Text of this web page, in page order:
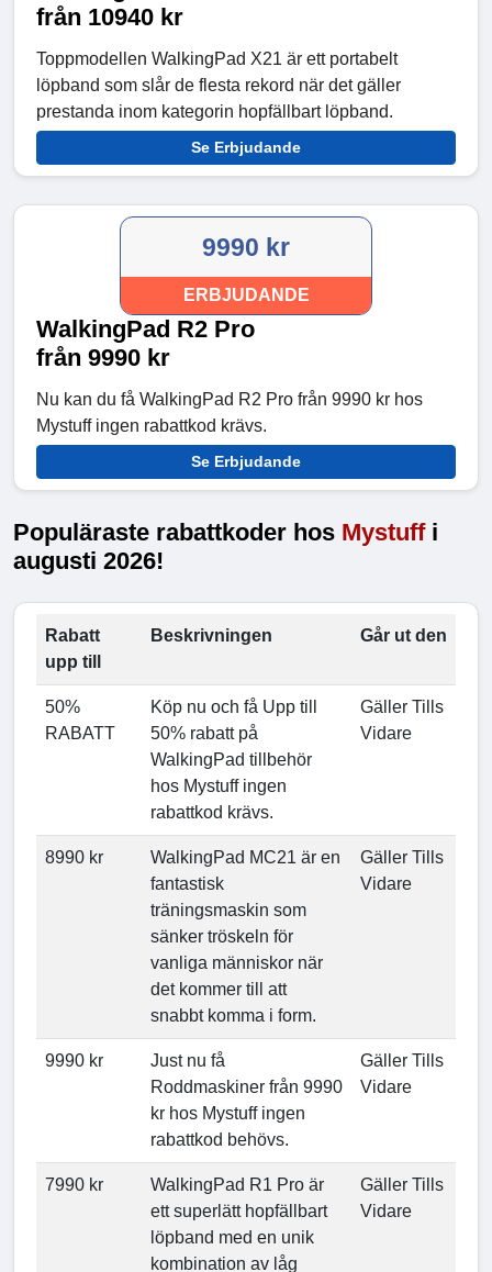
från 10940 kr
Toppmodellen WalkingPad X21 är ett portabelt
löpband som slår de flesta rekord när det gäller
prestanda inom kategorin hopfällbart löpband.
Se Erbjudande
9990 kr
ERBJUDANDE
WalkingPad R2 Pro
från 9990 kr
Nu kan du få WalkingPad R2 Pro från 9990 kr hos
Mystuff ingen rabattkod krävs.
Se Erbjudande
Populäraste rabattkoder hos Mystuffi
augusti 2026!
Rabatt
upp till
Beskrivningen Går ut den
50%
RABATT
Köp nu och få Upp till
50% rabatt på
WalkingPad tillbehör
hos Mystuff ingen
rabattkod krävs.
Gäller Tills
Vidare
8990 kr
WalkingPad MC21 är en
fantastisk
träningsmaskin som
sänker tröskeln för
vanliga människor när
det kommer till att
snabbt komma i form.
Gäller Tills
Vidare
9990 kr
Just nu få
Roddmaskiner från 9990
kr hos Mystuff ingen
rabattkod behövs.
Gäller Tills
Vidare
7990 kr
WalkingPad R1 Pro är
ett superlätt hopfällbart
löpband med en unik
kombination av låg
Gäller Tills
Vidare